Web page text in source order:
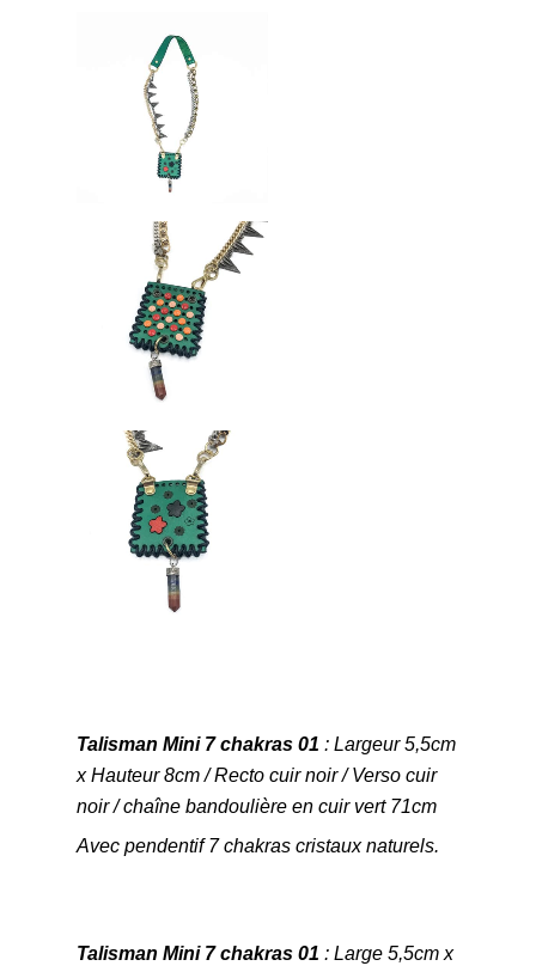
Talisman Mini 7 chakras 01 : Largeur 5,5cm
x Hauteur 8cm / Recto cuir noir / Verso cuir
noir / chaîne bandoulière en cuir vert 71cm
Avec pendentif 7 chakras cristaux naturels.
Talisman Mini 7 chakras 01 : Large 5,5cm x